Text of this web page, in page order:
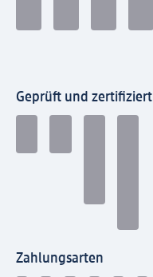
Geprüft und zertifiziert
Zahlungsarten